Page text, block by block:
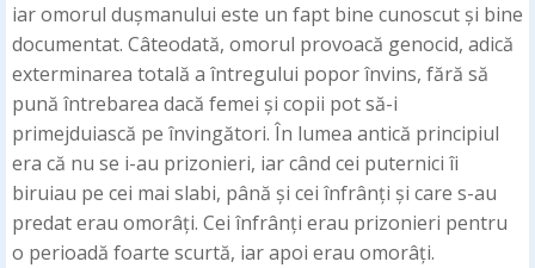
iar omorul dușmanului este un fapt bine cunoscut și bine
documentat. Câteodată, omorul provoacă genocid, adică
exterminarea totală a întregului popor învins, fără să
pună întrebarea dacă femei și copii pot să-i
primejduiască pe învingători. În lumea antică principiul
era că nu se i-au prizonieri, iar când cei puternici îi
biruiau pe cei mai slabi, până și cei înfrânți și care s-au
predat erau omorâți. Cei înfrânți erau prizonieri pentru
o perioadă foarte scurtă, iar apoi erau omorâți.